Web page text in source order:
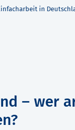
in
– wer